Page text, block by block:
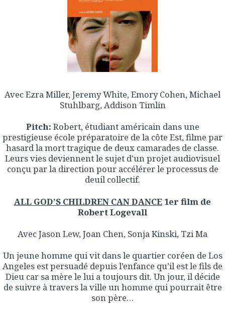
Avec Ezra Miller, Jeremy White, Emory Cohen, Michael
Stuhlbarg, Addison Timlin
Pitch: Robert, étudiant américain dans une
prestigieuse école préparatoire de la côte Est, filme par
hasard la mort tragique de deux camarades de classe.
Leurs vies deviennent le sujet d'un projet audiovisuel
conçu par la direction pour accélérer le processus de
deuil collectif.
ALL GOD’S CHILDREN CAN DANCE 1er film de
Robert Logevall
Avec Jason Lew, Joan Chen, Sonja Kinski, Tzi Ma
Un jeune homme qui vit dans le quartier coréen de Los
Angeles est persuadé depuis l’enfance qu’il est le fils de
Dieu car sa mère le lui a toujours dit. Un jour, il décide
de suivre à travers la ville un homme qui pourrait être
son père…